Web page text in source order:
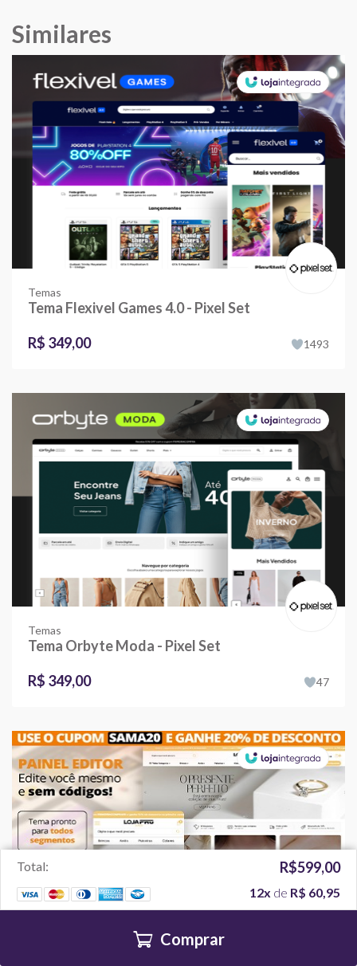
Similares
Temas
Tema Flexivel Games 4.0 - Pixel Set
R$ 349,00
1493
Temas
Tema Orbyte Moda - Pixel Set
R$ 349,00
47
Total: R$599,00
12x de R$ 60,95
Comprar